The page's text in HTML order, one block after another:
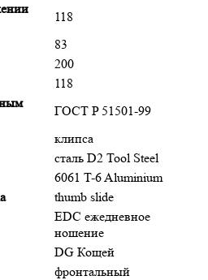
118
83
200
118
ГОСТ P 51501-99
клипса
сталь D2 Tool Steel
6061 T-6 Aluminium
thumb slide
EDC ежедневное
ношение
DG Кощей
фронтальный